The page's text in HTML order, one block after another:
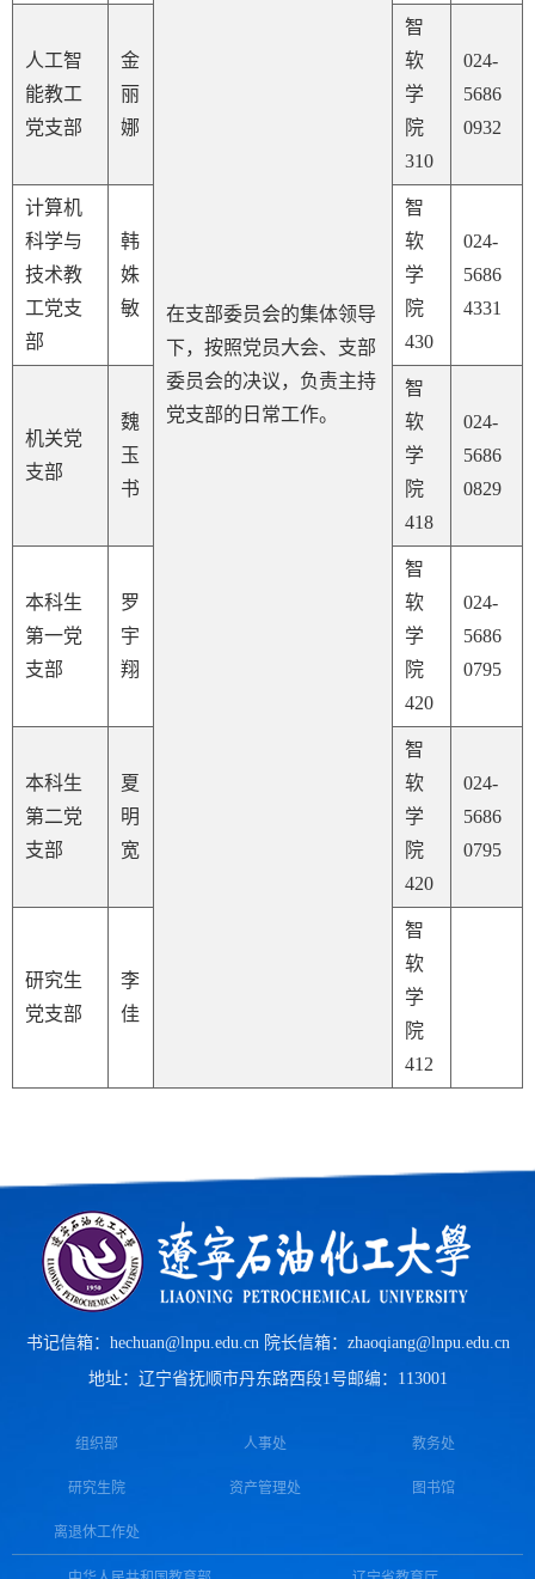
在支部委员会的集体领导
下，按照党员大会、支部
委员会的决议，负责主持
党支部的日常工作。
人工智
能教工
党支部
金
丽
娜
智
软
学
院
310
024-
5686
0932
计算机
科学与
技术教
工党支
部
韩
姝
敏
智
软
学
院
430
024-
5686
4331
机关党
支部
魏
玉
书
智
软
学
院
418
024-
5686
0829
本科生
第一党
支部
罗
宇
翔
智
软
学
院
420
024-
5686
0795
本科生
第二党
支部
夏
明
宽
智
软
学
院
420
024-
5686
0795
研究生
党支部
李
佳
智
软
学
院
412
书记信箱：hechuan@lnpu.edu.cn 院长信箱：zhaoqiang@lnpu.edu.cn
地址：辽宁省抚顺市丹东路西段1号 邮编：113001
组织部 人事处 教务处
研究生院 资产管理处 图书馆
离退休工作处